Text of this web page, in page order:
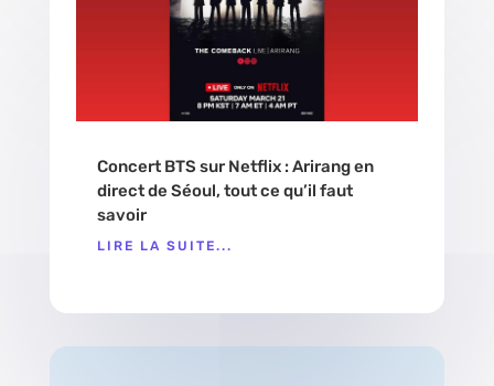
Concert BTS sur Netflix : Arirang en
direct de Séoul, tout ce qu’il faut
savoir
LIRE LA SUITE...